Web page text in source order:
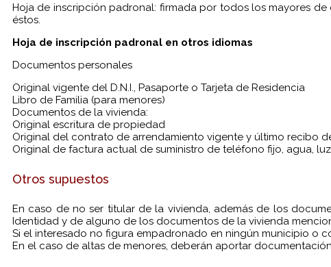
Hoja de inscripción padronal: firmada por todos los mayores
éstos.
Hoja de inscripción padronal en otros idiomas
Documentos personales
Original vigente del D.N.I., Pasaporte o Tarjeta de Residencia
Libro de Familia (para menores)
Documentos de la vivienda:
Original escritura de propiedad
Original del contrato de arrendamiento vigente y último recibo
Original de factura actual de suministro de teléfono fijo, agua,
Otros supuestos
En caso de no ser titular de la vivienda, además de los
Identidad y de alguno de los documentos de la vivienda
Si el interesado no figura empadronado en ningún municipio o
En el caso de altas de menores, deberán aportar